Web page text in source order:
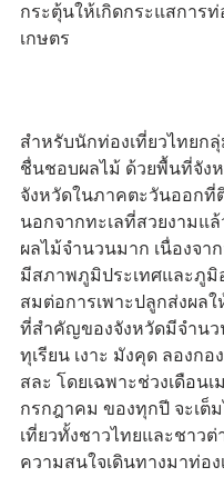
กระตุ้นให้เกิดกระแสการท่
เกษตร
สำหรับนักท่องเที่ยวไทยก
ชื่นชอบผลไม้ ด้วยพื้นที่จังห
จังหวัดในภาคตะวันออกที่
นอกจากทะเลที่สวยงามแ
ผลไม้จำนวนมาก เนื่องจา
มีสภาพภูมิประเทศและภูมิ
สมต่อการเพาะปลูกส่งผล
ที่สำคัญของจังหวัดมีจำนว
ทุเรียน เงาะ มังคุด ลองกอ
สละ โดยเฉพาะช่วงเดือนเ
กรกฎาคม ของทุกปี จะเต็
เที่ยวทั้งชาวไทยและชาว
ความสนใจเดินทางมาท่อง